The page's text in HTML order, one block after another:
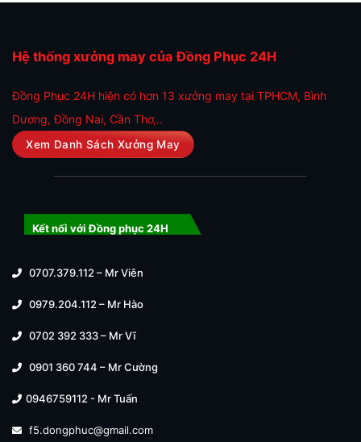
Hệ thống xưởng may của Đồng Phục 24H
Đồng Phục 24H hiện có hơn 13 xưởng may tại TPHCM, Bình
Dương, Đồng Nai, Cần Thơ,..
Xem Danh Sách Xưởng May
Kết nối với Đồng phục 24H
0707.379.112 – Mr Viên
0979.204.112 – Mr Hào
0702 392 333 – Mr Vĩ
0901 360 744 – Mr Cường
0946759112 - Mr Tuấn
f5.dongphuc@gmail.com